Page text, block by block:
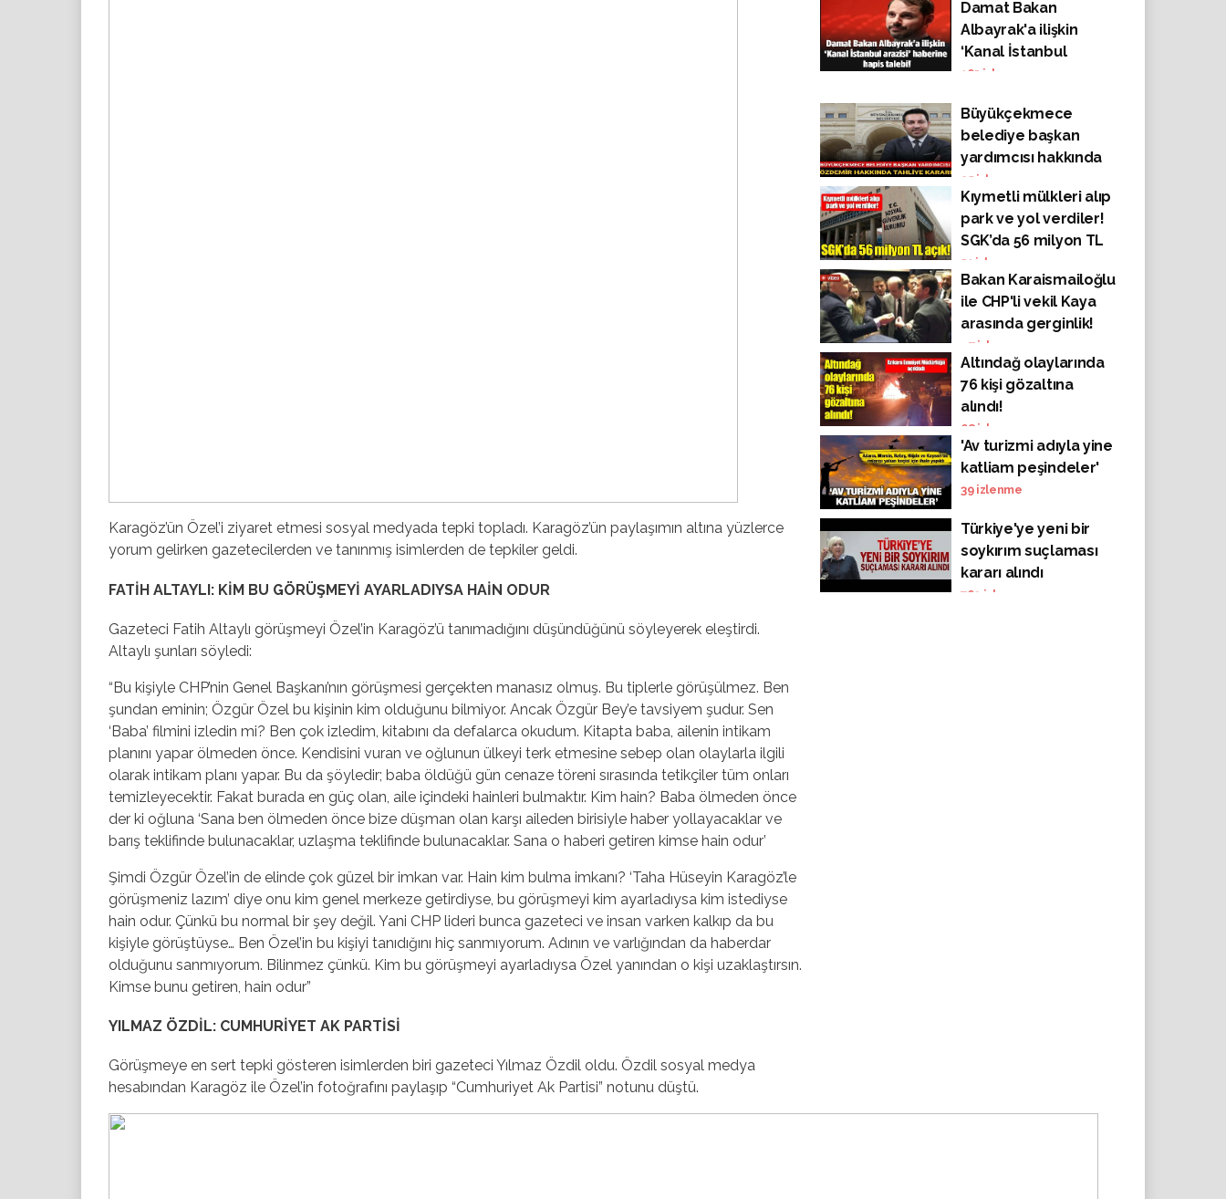
Karagöz’ün Özel’i ziyaret etmesi sosyal medyada tepki topladı. Karagöz’ün paylaşımın altına yüzlerce
yorum gelirken gazetecilerden ve tanınmış isimlerden de tepkiler geldi.
FATİH ALTAYLI: KİM BU GÖRÜŞMEYİ AYARLADIYSA HAİN ODUR
Gazeteci Fatih Altaylı görüşmeyi Özel’in Karagöz’ü tanımadığını düşündüğünü söyleyerek eleştirdi.
Altaylı şunları söyledi:
“Bu kişiyle CHP’nin Genel Başkanı’nın görüşmesi gerçekten manasız olmuş. Bu tiplerle görüşülmez. Ben
şundan eminin; Özgür Özel bu kişinin kim olduğunu bilmiyor. Ancak Özgür Bey’e tavsiyem şudur. Sen
‘Baba’ filmini izledin mi? Ben çok izledim, kitabını da defalarca okudum. Kitapta baba, ailenin intikam
planını yapar ölmeden önce. Kendisini vuran ve oğlunun ülkeyi terk etmesine sebep olan olaylarla ilgili
olarak intikam planı yapar. Bu da şöyledir; baba öldüğü gün cenaze töreni sırasında tetikçiler tüm onları
temizleyecektir. Fakat burada en güç olan, aile içindeki hainleri bulmaktır. Kim hain? Baba ölmeden önce
der ki oğluna ‘Sana ben ölmeden önce bize düşman olan karşı aileden birisiyle haber yollayacaklar ve
barış teklifinde bulunacaklar, uzlaşma teklifinde bulunacaklar. Sana o haberi getiren kimse hain odur’
Şimdi Özgür Özel’in de elinde çok güzel bir imkan var. Hain kim bulma imkanı? ‘Taha Hüseyin Karagöz’le
görüşmeniz lazım’ diye onu kim genel merkeze getirdiyse, bu görüşmeyi kim ayarladıysa kim istediyse
hain odur. Çünkü bu normal bir şey değil. Yani CHP lideri bunca gazeteci ve insan varken kalkıp da bu
kişiyle görüştüyse… Ben Özel’in bu kişiyi tanıdığını hiç sanmıyorum. Adının ve varlığından da haberdar
olduğunu sanmıyorum. Bilinmez çünkü. Kim bu görüşmeyi ayarladıysa Özel yanından o kişi uzaklaştırsın.
Kimse bunu getiren, hain odur”
YILMAZ ÖZDİL: CUMHURİYET AK PARTİSİ
Görüşmeye en sert tepki gösteren isimlerden biri gazeteci Yılmaz Özdil oldu. Özdil sosyal medya
hesabından Karagöz ile Özel’in fotoğrafını paylaşıp “Cumhuriyet Ak Partisi” notunu düştü.
Damat Bakan
Albayrak'a ilişkin
‘Kanal İstanbul
arazisi’ haberine
165 izlenme
Büyükçekmece
belediye başkan
yardımcısı hakkında
tahliye kararı
25 izlenme
Kıymetli mülkleri alıp
park ve yol verdiler!
SGK’da 56 milyon TL
açık!
51 izlenme
Bakan Karaismailoğlu
ile CHP'li vekil Kaya
arasında gerginlik!
Bakan salonu terk
etti
47izlenme
Altındağ olaylarında
76 kişi gözaltına
alındı!
68izlenme
'Av turizmi adıyla yine
katliam peşindeler'
39izlenme
Türkiye'ye yeni bir
soykırım suçlaması
kararı alındı
769 izlenme